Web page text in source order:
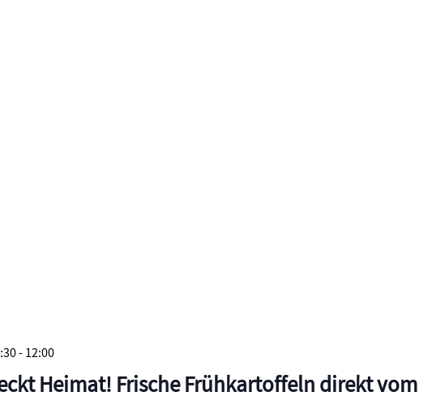
Heimat! Frische Frühkartoffeln direkt vom
-12:00